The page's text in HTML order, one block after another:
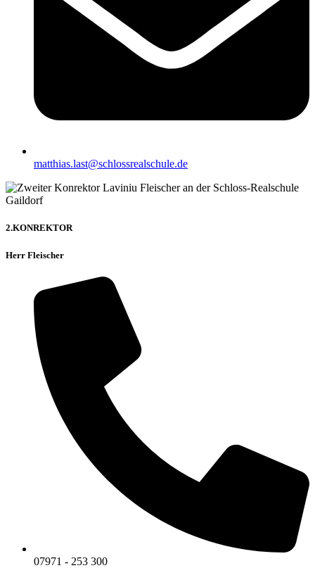
matthias.last@schlossrealschule.de
2.KONREKTOR
Herr Fleischer
07971 - 253 300